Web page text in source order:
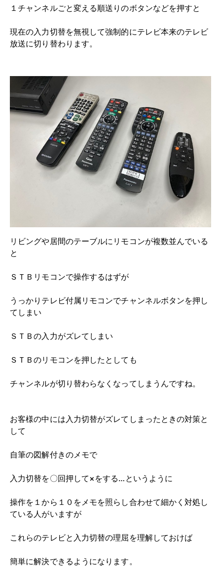
１チャンネルごと変える順送りのボタンなどを押すと
現在の入力切替を無視して強制的にテレビ本来のテレビ
放送に切り替わります。
リビングや居間のテーブルにリモコンが複数並んでいる
と
ＳＴＢリモコンで操作するはずが
うっかりテレビ付属リモコンでチャンネルボタンを押し
てしまい
ＳＴＢの入力がズレてしまい
ＳＴＢのリモコンを押したとしても
チャンネルが切り替わらなくなってしまうんですね。
お客様の中には入力切替がズレてしまったときの対策と
して
自筆の図解付きのメモで
入力切替を〇回押して×をする…というように
操作を１から１０をメモを照らし合わせて細かく対処し
ている人がいますが
これらのテレビと入力切替の理屈を理解しておけば
簡単に解決できるようになります。